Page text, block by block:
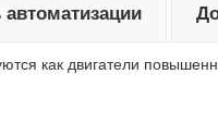
как двигатели
автоматизации